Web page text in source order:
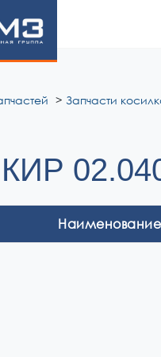
Запчасти
Наименование